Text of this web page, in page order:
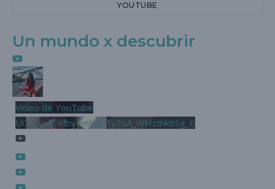
YOUTUBE
Un mundo x descubrir
Vídeo de YouTube
UCjL9q46XfbyjentnzI3yZsA_WHzIhk6Sg_0